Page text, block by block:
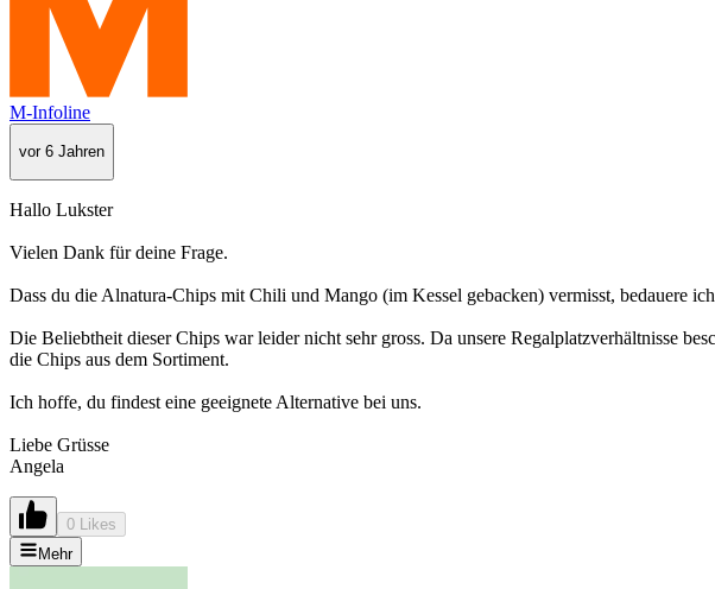
M-Infoline
vor 6 Jahren
Hallo Lukster
Vielen Dank für deine Frage.
Dass du die Alnatura-Chips mit Chili und Mango (im Kessel gebacken) vermisst, bedauere
Die Beliebtheit dieser Chips war leider nicht sehr gross. Da unsere Regalplatzverhältnisse
die Chips aus dem Sortiment.
Ich hoffe, du findest eine geeignete Alternative bei uns.
Liebe Grüsse
Angela
0 Likes
Mehr